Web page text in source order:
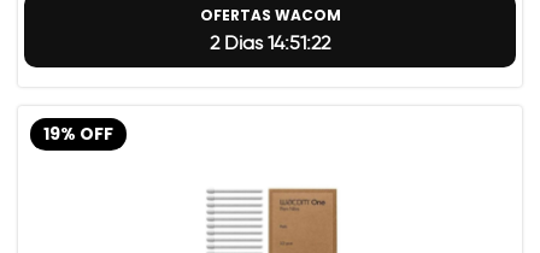
OFERTAS WACOM
2 Dias 14:51:22
19% OFF